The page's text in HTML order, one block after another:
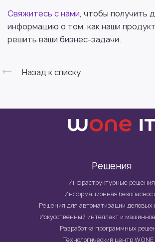
Свяжитесь с нами, чтобы получить
информацию о том, как наши
решить ваши бизнес-задачи.
Назад к списку
Решения
Инфраструктурные решения
Информационная
Решения для автоматизации деловых
Искусственный интеллект и
Разработка программных
Технологический центр WONE